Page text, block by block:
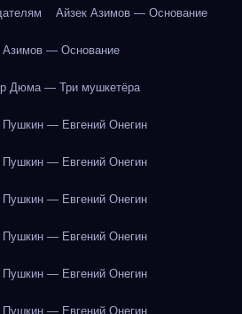
Айзек Азимов — Основание
Азимов — Основание
Дюма — Три мушкетёра
Пушкин — Евгений Онегин
Пушкин — Евгений Онегин
Пушкин — Евгений Онегин
Пушкин — Евгений Онегин
Пушкин — Евгений Онегин
Пушкин — Евгений Онегин